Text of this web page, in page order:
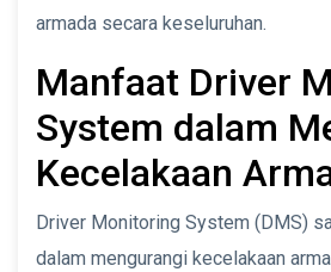
armada secara keseluruhan.
Manfaat Driver
System dalam
Kecelakaan
Driver Monitoring System (DMS)
dalam mengurangi kecelakaan